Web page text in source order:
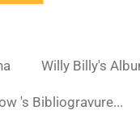
Willy Billy's
's Bibliogravure...